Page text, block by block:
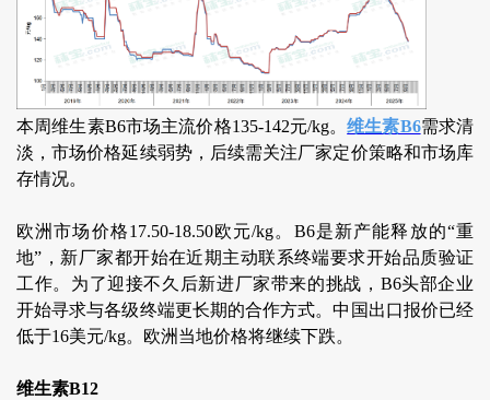
本周维生素B6市场主流价格135-142元/kg。维生素B6需求清
淡，市场价格延续弱势，后续需关注厂家定价策略和市场库
存情况。
欧洲市场价格17.50-18.50欧元/kg。B6是新产能释放的“重
地”，新厂家都开始在近期主动联系终端要求开始品质验证
工作。为了迎接不久后新进厂家带来的挑战，B6头部企业
开始寻求与各级终端更长期的合作方式。中国出口报价已经
低于16美元/kg。欧洲当地价格将继续下跌。
维生素B12